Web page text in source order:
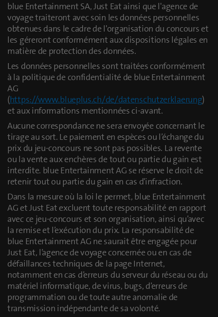
blue Entertainment SA, Just Eat ainsi que l'agence de
voyage traiteront avec soin les données personnelles
obtenues dans le cadre de l'organisation du concours et
les géreront conformément aux dispositions légales en
matière de protection des données.
Les données personnelles sont traitées conformément
à la politique de confidentialité de blue Entertainment
AG
(https://www.blueplus.ch/de/datenschutzerklaerung)
et aux informations mentionnées ci-avant.
Aucune correspondance ne sera envoyée concernant le
tirage au sort. Le paiement en espèces ou l’échange du
prix du jeu-concours ne sont pas possibles. La revente
ou la vente aux enchères de tout ou partie du gain est
interdite. blue Entertainment AG se réserve le droit de
retenir tout ou partie du gain en cas d'infraction.
Dans la mesure où la loi le permet, blue Entertainment
AG et Just Eat excluent toute responsabilité en rapport
avec ce jeu-concours et son organisation, ainsi qu’avec
la remise et l’exécution du prix. La responsabilité de
blue Entertainment AG ne saurait être engagée pour
Just Eat, l’agence de voyage concernée ou en cas de
défaillances techniques de la page Internet,
notamment en cas d’erreurs du serveur du réseau ou du
matériel informatique, de virus, bugs, d’erreurs de
programmation ou de toute autre anomalie de
transmission indépendante de sa volonté.